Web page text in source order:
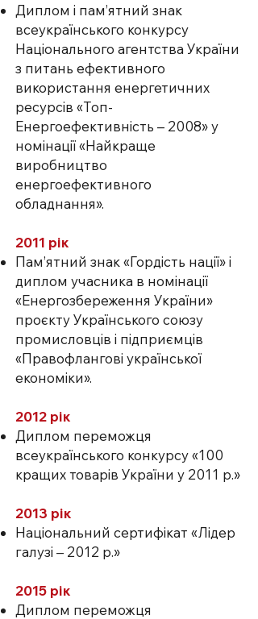
Диплом і пам’ятний знак
всеукраїнського конкурсу
Національного агентства України
з питань ефективного
використання енергетичних
ресурсів «Топ-
Енергоефективність – 2008» у
номінації «Найкраще
виробництво
енергоефективного
обладнання».
2011 рік
Пам’ятний знак «Гордість нації» і
диплом учасника в номінації
«Енергозбереження України»
проєкту Українського союзу
промисловців і підприємців
«Правофлангові української
економіки».
2012 рік
Диплом переможця
всеукраїнського конкурсу «100
кращих товарів України у 2011 р.»
2013 рік
Національний сертифікат «Лідер
галузі – 2012 р.»
2015 рік
Диплом переможця